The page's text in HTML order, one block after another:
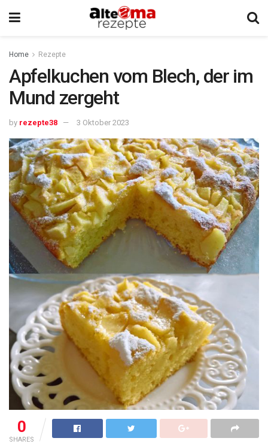
Home Rezepte
Apfelkuchen vom Blech, der im
Mund zergeht
by rezepte38 3 Oktober 2023
0
SHARES